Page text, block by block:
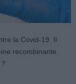
la Covid-19. Il
recombinante.